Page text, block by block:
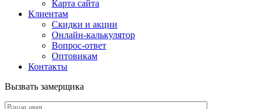
Карта сайта
Клиентам
Скидки и акции
Онлайн-калькулятор
Вопрос-ответ
Оптовикам
Контакты
Вызвать замерщика